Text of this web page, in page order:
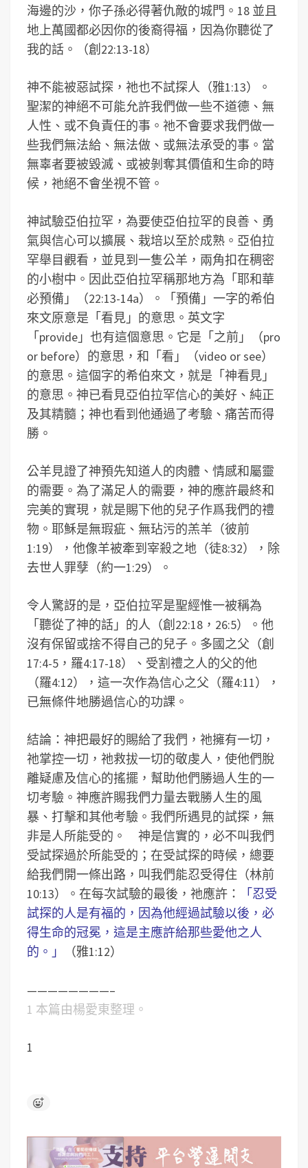
海邊的沙，你子孫必得著仇敵的城門。18 並且
地上萬國都必因你的後裔得福，因為你聽從了
我的話。（創22:13-18）
神不能被惡試探，祂也不試探人（雅1:13）。
聖潔的神絕不可能允許我們做一些不道德、無
人性、或不負責任的事。祂不會要求我們做一
些我們無法給、無法做、或無法承受的事。當
無辜者要被毀滅、或被剝奪其價值和生命的時
候，祂絕不會坐視不管。
神試驗亞伯拉罕，為要使亞伯拉罕的良善、勇
氣與信心可以擴展、栽培以至於成熟。亞伯拉
罕舉目觀看，並見到一隻公羊，兩角扣在稠密
的小樹中。因此亞伯拉罕稱那地方為「耶和華
必預備」（22:13-14a）。「預備」一字的希伯
來文原意是「看見」的意思。英文字
「provide」也有這個意思。它是「之前」（pro
or before）的意思，和「看」（video or see）
的意思。這個字的希伯來文，就是「神看見」
的意思。神已看見亞伯拉罕信心的美好、純正
及其精髓；神也看到他通過了考驗、痛苦而得
勝。
公羊見證了神預先知道人的肉體、情感和屬靈
的需要。為了滿足人的需要，神的應許最終和
完美的實現，就是賜下他的兒子作爲我們的禮
物。耶穌是無瑕疵、無玷污的羔羊（彼前
1:19），他像羊被牽到宰殺之地（徒8:32），除
去世人罪孽（約一1:29）。
令人驚訝的是，亞伯拉罕是聖經惟一被稱為
「聽從了神的話」的人（創22:18，26:5）。他
沒有保留或捨不得自己的兒子。多國之父（創
17:4-5，羅4:17-18）、受割禮之人的父的他
（羅4:12），這一次作為信心之父（羅4:11），
已無條件地勝過信心的功課。
結論：神把最好的賜給了我們，祂擁有一切，
祂掌控一切，祂救拔一切的敬虔人，使他們脫
離疑慮及信心的搖擺，幫助他們勝過人生的一
切考驗。神應許賜我們力量去戰勝人生的風
暴、打擊和其他考驗。我們所遇見的試探，無
非是人所能受的。 神是信實的，必不叫我們
受試探過於所能受的；在受試探的時候，總要
給我們開一條出路，叫我們能忍受得住（林前
10:13）。在每次試驗的最後，祂應許：
「忍受
試探的人是有福的，因為他經過試驗以後，必
得生命的冠冕，這是主應許給那些愛他之人
的。」
（雅1:12）
————————–
1 本篇由楊愛東整理。
1